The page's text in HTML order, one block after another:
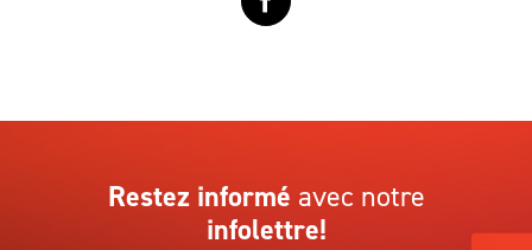
Restez informé avec notre
infolettre!